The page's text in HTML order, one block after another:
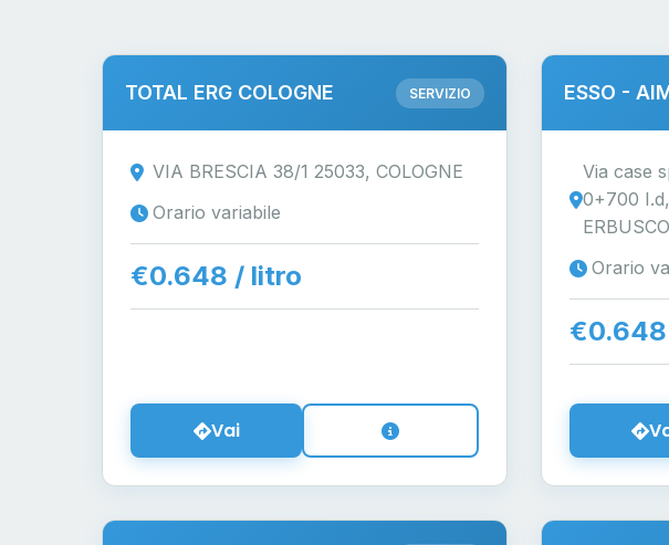
TOTAL ERG COLOGNE SERVIZIO
VIA BRESCIA 38/1 25033, COLOGNE
Orario variabile
€0.648 / litro
Vai
ESSO -
Via case
0+700
ERBUSCO
Orario